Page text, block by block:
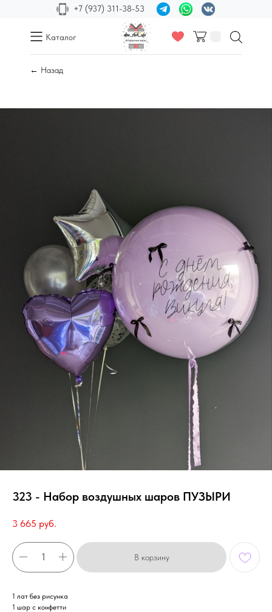
+7 (937) 311-38-53
Каталог
← Назад
323 - Набор воздушных шаров ПУЗЫРИ
3 665 руб.
В корзину
1 лат без рисунка
1 шар с конфетти